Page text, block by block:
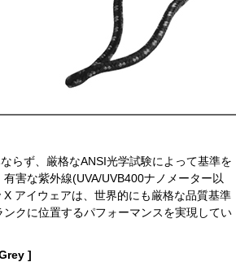
らず、厳格なANSI光学試験によって基準を
害な紫外線(UVA/UVB400ナノメーター以
アイウェアは、世界的にも厳格な品質基準
クに位置するパフォーマンスを実現してい
]